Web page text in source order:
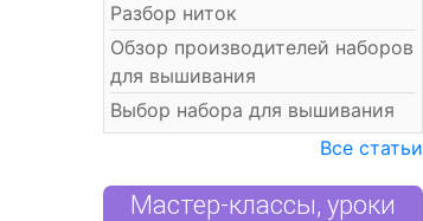
Разбор ниток
Обзор производителей наборов
для вышивания
Выбор набора для вышивания
Все статьи
Мастер-классы, уроки